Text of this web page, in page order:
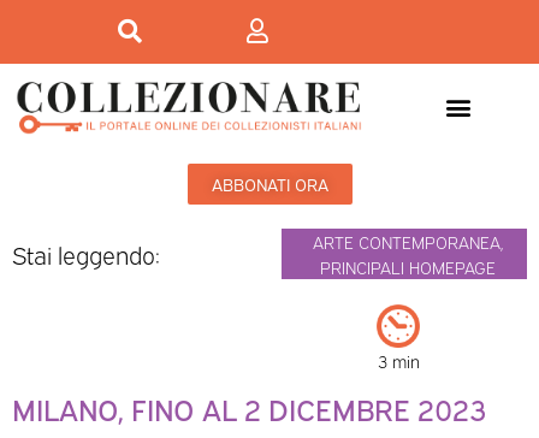
ABBONATI ORA
Stai leggendo: ARTE CONTEMPORANEA,
PRINCIPALI HOMEPAGE
3 min
MILANO, FINO AL 2 DICEMBRE 2023